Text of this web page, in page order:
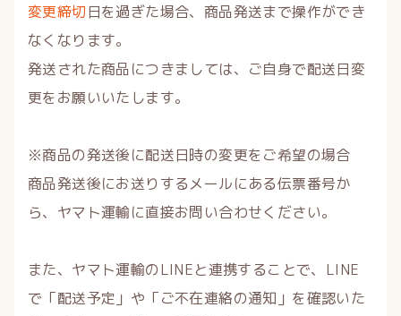
変更締切日を過ぎた場合、商品発送まで操作ができ
なくなります。
発送された商品につきましては、ご自身で配送日変
更をお願いいたします。
※商品の発送後に配送日時の変更をご希望の場合
商品発送後にお送りするメールにある伝票番号か
ら、ヤマト運輸に直接お問い合わせください。
また、ヤマト運輸のLINEと連携することで、LINE
で「配送予定」や「ご不在連絡の通知」を確認いた